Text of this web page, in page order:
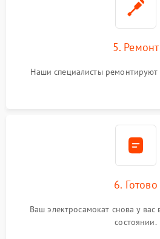
5. Ремонт
Наши специалисты ремонтируют
6. Готово
Ваш электросамокат снова у
состоянии.